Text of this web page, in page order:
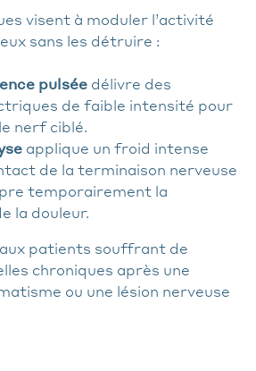
visent à moduler l’activité
sans les détruire :
pulsée délivre des
de faible intensité pour
nerf ciblé.
applique un froid intense
de la terminaison nerveuse
temporairement la
la douleur.
patients souffrant de
chroniques après une
ou une lésion nerveuse